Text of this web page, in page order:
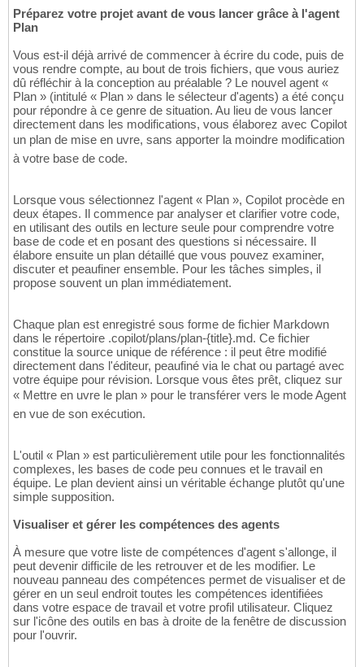
Préparez votre projet avant de vous lancer grâce à l'agent
Plan
Vous est-il déjà arrivé de commencer à écrire du code, puis de
vous rendre compte, au bout de trois fichiers, que vous auriez
dû réfléchir à la conception au préalable ? Le nouvel agent «
Plan » (intitulé « Plan » dans le sélecteur d'agents) a été conçu
pour répondre à ce genre de situation. Au lieu de vous lancer
directement dans les modifications, vous élaborez avec Copilot
un plan de mise en uvre, sans apporter la moindre modification
à votre base de code.
Lorsque vous sélectionnez l'agent « Plan », Copilot procède en
deux étapes. Il commence par analyser et clarifier votre code,
en utilisant des outils en lecture seule pour comprendre votre
base de code et en posant des questions si nécessaire. Il
élabore ensuite un plan détaillé que vous pouvez examiner,
discuter et peaufiner ensemble. Pour les tâches simples, il
propose souvent un plan immédiatement.
Chaque plan est enregistré sous forme de fichier Markdown
dans le répertoire .copilot/plans/plan-{title}.md. Ce fichier
constitue la source unique de référence : il peut être modifié
directement dans l'éditeur, peaufiné via le chat ou partagé avec
votre équipe pour révision. Lorsque vous êtes prêt, cliquez sur
« Mettre en uvre le plan » pour le transférer vers le mode Agent
en vue de son exécution.
L'outil « Plan » est particulièrement utile pour les fonctionnalités
complexes, les bases de code peu connues et le travail en
équipe. Le plan devient ainsi un véritable échange plutôt qu'une
simple supposition.
Visualiser et gérer les compétences des agents
À mesure que votre liste de compétences d'agent s'allonge, il
peut devenir difficile de les retrouver et de les modifier. Le
nouveau panneau des compétences permet de visualiser et de
gérer en un seul endroit toutes les compétences identifiées
dans votre espace de travail et votre profil utilisateur. Cliquez
sur l'icône des outils en bas à droite de la fenêtre de discussion
pour l'ouvrir.